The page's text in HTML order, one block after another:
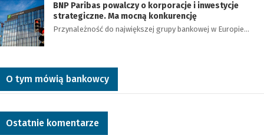
BNP Paribas powalczy o korporacje i inwestycje
strategiczne. Ma mocną konkurencję
Przynależność do największej grupy bankowej w Europie…
O tym mówią bankowcy
Ostatnie komentarze